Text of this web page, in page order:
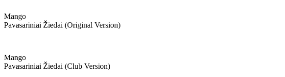
Mango
Pavasariniai Žiedai (original Version)
Mango
Pavasariniai Žiedai (club Version)